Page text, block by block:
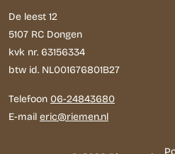
De leest 12
5107 RC Dongen
kvk nr. 63156334
btw id. NL001676801B27
Telefoon 06-24843680
E-mail eric@riemen.nl